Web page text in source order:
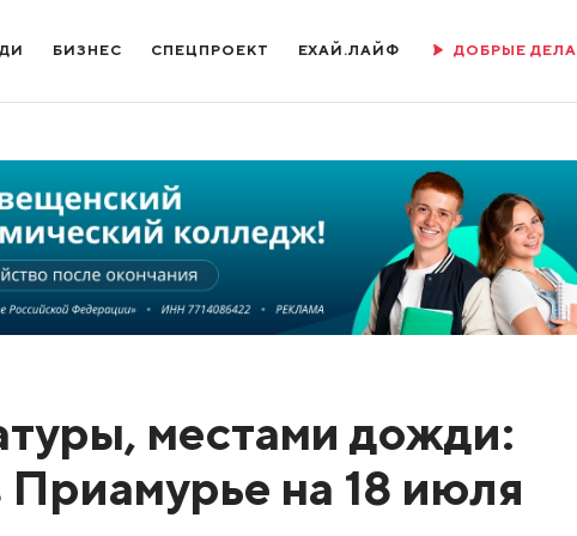
БИЗНЕС СПЕЦПРОЕКТ ЕХАЙ.ЛАЙФ ДОБРЫЕ ДЕЛА
местами дожди:
Приамурье на 18 июля